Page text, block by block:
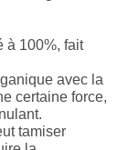
à 100%, fait
avec la
certaine force,
tamiser